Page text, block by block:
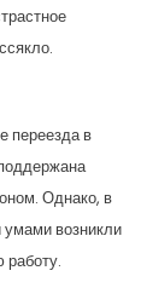
переезда в
Однако, в
возникли
работу.